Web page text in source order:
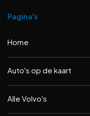
Pagina's
Home
Auto's op de kaart
Alle Volvo's